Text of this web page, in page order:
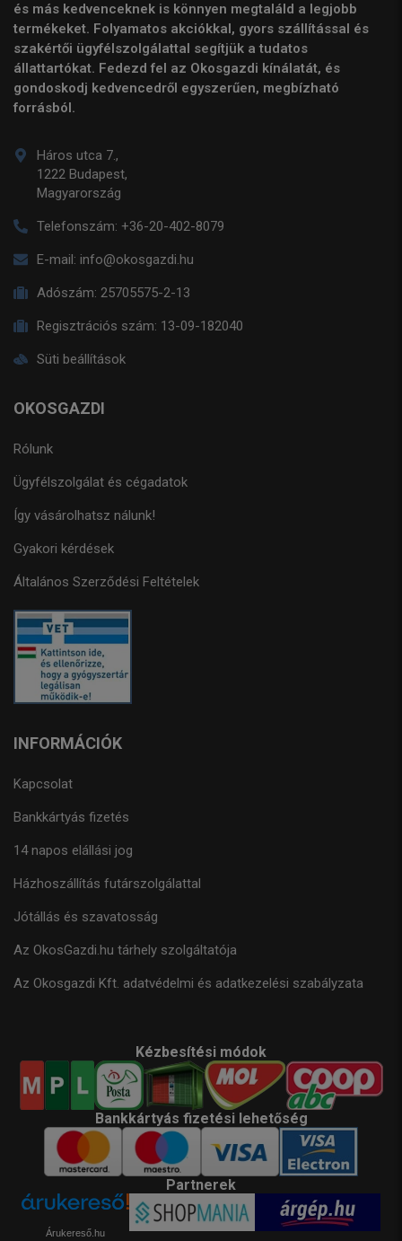
és más kedvenceknek is könnyen megtaláld a legjobb
termékeket. Folyamatos akciókkal, gyors szállítással és
szakértői ügyfélszolgálattal segítjük a tudatos
állattartókat. Fedezd fel az Okosgazdi kínálatát, és
gondoskodj kedvencedről egyszerűen, megbízható
forrásból.
Háros utca 7.,
1222 Budapest,
Magyarország
Telefonszám: +36-20-402-8079
E-mail: info@okosgazdi.hu
Adószám: 25705575-2-13
Regisztrációs szám: 13-09-182040
Süti beállítások
OKOSGAZDI
Rólunk
Ügyfélszolgálat és cégadatok
Így vásárolhatsz nálunk!
Gyakori kérdések
Általános Szerződési Feltételek
INFORMÁCIÓK
Kapcsolat
Bankkártyás fizetés
14 napos elállási jog
Házhoszállítás futárszolgálattal
Jótállás és szavatosság
Az OkosGazdi.hu tárhely szolgáltatója
Az Okosgazdi Kft. adatvédelmi és adatkezelési szabályzata
Kézbesítési módok
Bankkártyás fizetési lehetőség
Partnerek
Árukereső.hu